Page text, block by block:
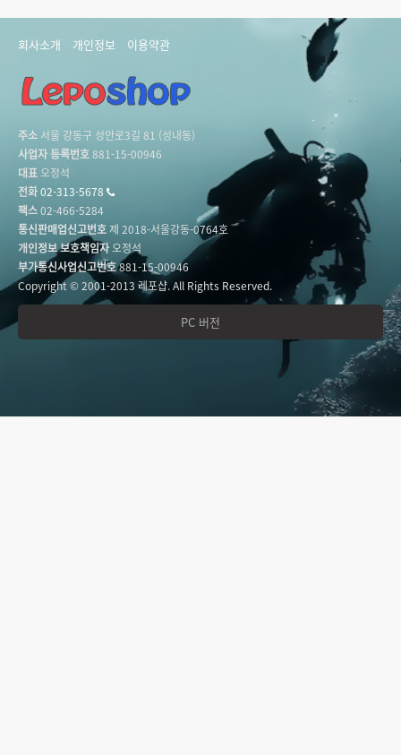
회사소개 개인정보 이용약관
주소 서울 강동구 성안로3길 81 (성내동)
사업자 등록번호881-15-00946
대표오정석
전화02-313-5678
팩스02-466-5284
통신판매업신고번호제 2018-서울강동-0764호
개인정보 보호책임자오정석
부가통신사업신고번호881-15-00946
Copyright © 2001-2013 레포샵. All Rights Reserved.
PC 버전